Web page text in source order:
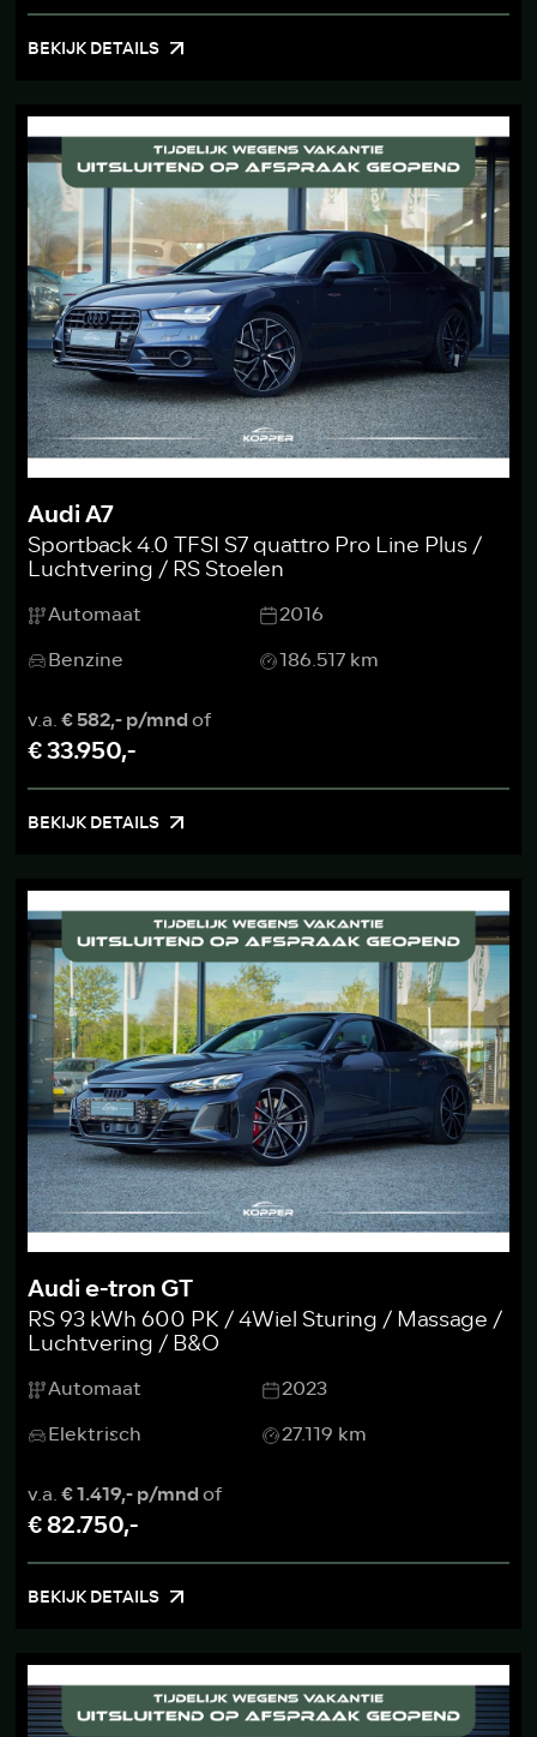
BEKIJK DETAILS
Audi A7
Sportback 4.0 TFSI S7 quattro Pro Line Plus /
Luchtvering / RS Stoelen
Automaat
2016
Benzine
186.517 km
v.a.€ 582,- p/mndof
€ 33.950,-
BEKIJK DETAILS
Audi e-tron GT
RS 93 kWh 600 PK / 4Wiel Sturing / Massage /
Luchtvering / B&O
Automaat
2023
Elektrisch
27.119 km
v.a.€ 1.419,- p/mndof
€ 82.750,-
BEKIJK DETAILS